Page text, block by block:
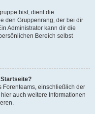
bist, dient die
den Gruppenrang, der bei dir
Administrator kann dir die
Bereich selbst
Startseite?
Forenteams, einschließlich der
auch weitere Informationen